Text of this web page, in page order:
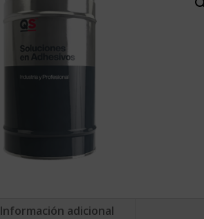
Información adicional